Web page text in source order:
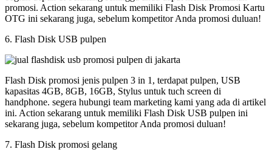
promosi. Action sekarang untuk memiliki Flash Disk Promosi Kartu
OTG ini sekarang juga, sebelum kompetitor Anda promosi duluan!
6. Flash Disk USB pulpen
Flash Disk promosi jenis pulpen 3 in 1, terdapat pulpen, USB
kapasitas 4GB, 8GB, 16GB, Stylus untuk tuch screen di
handphone. segera hubungi team marketing kami yang ada di artikel
ini. Action sekarang untuk memiliki Flash Disk USB pulpen ini
sekarang juga, sebelum kompetitor Anda promosi duluan!
7. Flash Disk promosi gelang